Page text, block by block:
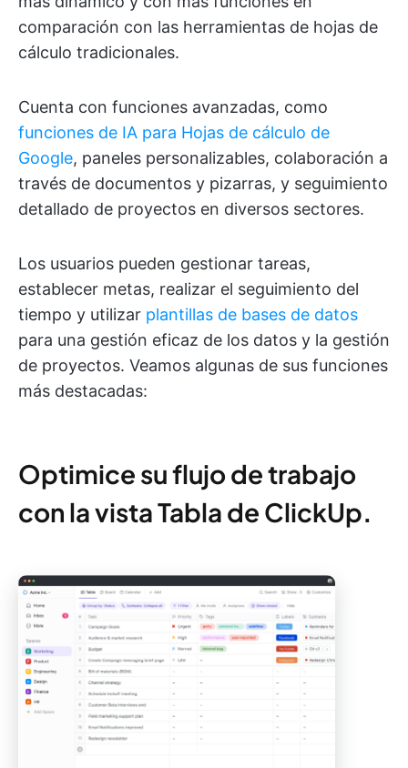
comparación con las herramientas de hojas de
cálculo tradicionales.
Cuenta con funciones avanzadas, como
funciones de IA para Hojas de cálculo de
Google, paneles personalizables, colaboración a
través de documentos y pizarras, y seguimiento
detallado de proyectos en diversos sectores.
Los usuarios pueden gestionar tareas,
establecer metas, realizar el seguimiento del
tiempo y utilizar plantillas de bases de datos
para una gestión eficaz de los datos y la gestión
de proyectos. Veamos algunas de sus funciones
más destacadas:
Optimice su flujo de trabajo
con la vista Tabla de ClickUp.